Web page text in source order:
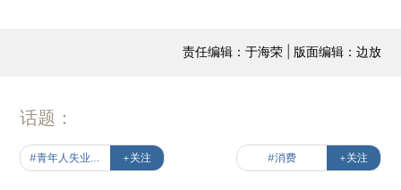
责任编辑：于海荣 | 版面编辑：边放
话题：
+关注 #消费 +关注